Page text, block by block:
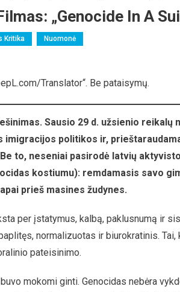
„Genocide In A
Kritika Nuomonė
Translator“. Be pataisymų.
Sausio 29 d. užsienio reikalų
imigracijos politikos ir,
to, neseniai pasirodė latvių
kostiumu): remdamasis savo
prieš masines žudynes.
per įstatymus, kalbą, paklusnumą ir
normalizuotas ir biurokratinis. Tai,
pateisinimo.
mokomi ginti. Genocidas nebėra